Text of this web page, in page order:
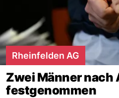
Rheinfelden AG
Zwei Männer
festgenommen